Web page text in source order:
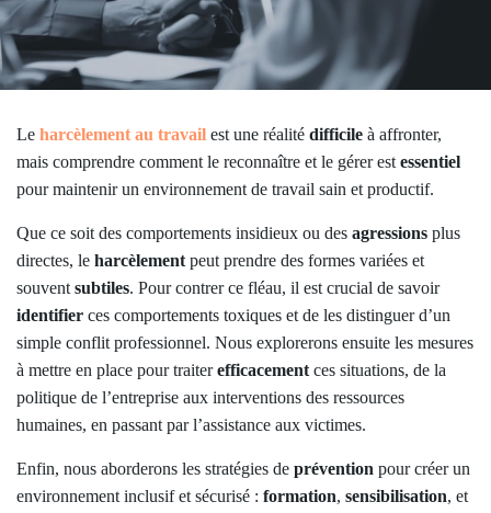
Le harcèlement au travail est une réalité difficile à affronter,
mais comprendre comment le reconnaître et le gérer estessentiel
pour maintenir un environnement de travail sain et productif.
Que ce soit des comportements insidieux ou des agressions plus
directes, le harcèlementpeut prendre des formes variées et
souventsubtiles. Pour contrer ce fléau, il est crucial de savoir
identifier ces comportements toxiques et de les distinguer d’un
simple conflit professionnel. Nous explorerons ensuite les mesures
à mettre en place pour traiterefficacementces situations, de la
politique de l’entreprise aux interventions des ressources
humaines, en passant par l’assistance aux victimes.
Enfin, nous aborderons les stratégies de prévention pour créer un
environnement inclusif et sécurisé : formation, sensibilisation, et